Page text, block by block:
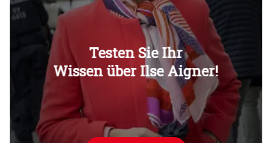
Überspringen